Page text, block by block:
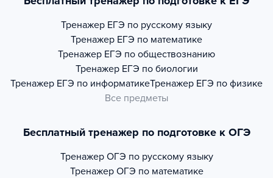
Тренажер ЕГЭ по русскому языку
Тренажер ЕГЭ по математике
Тренажер ЕГЭ по обществознанию
Тренажер ЕГЭ по биологии
Тренажер ЕГЭ по информатикеТренажер ЕГЭ по физике
Все предметы
Бесплатный тренажер по подготовке к ОГЭ
Тренажер ОГЭ по русскому языку
Тренажер ОГЭ по математике